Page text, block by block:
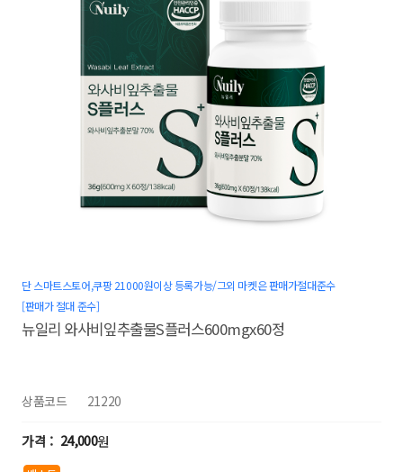
단 스마트스토어,쿠팡 21000원이상 등록가능/그외 마켓은 판매가절대준수
[판매가 절대 준수]
뉴일리 와사비잎추출물S플러스600mgx60정
상품코드 21220
24,000원